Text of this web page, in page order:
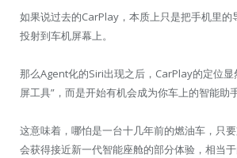
如果说过去的CarPlay，本质上只是把手机里的
投射到车机屏幕上。
那么Agent化的Siri出现之后，CarPlay的定位显
屏工具”，而是开始有机会成为你车上的智能助手
这意味着，哪怕是一台十几年前的燃油车，只
会获得接近新一代智能座舱的部分体验，相当